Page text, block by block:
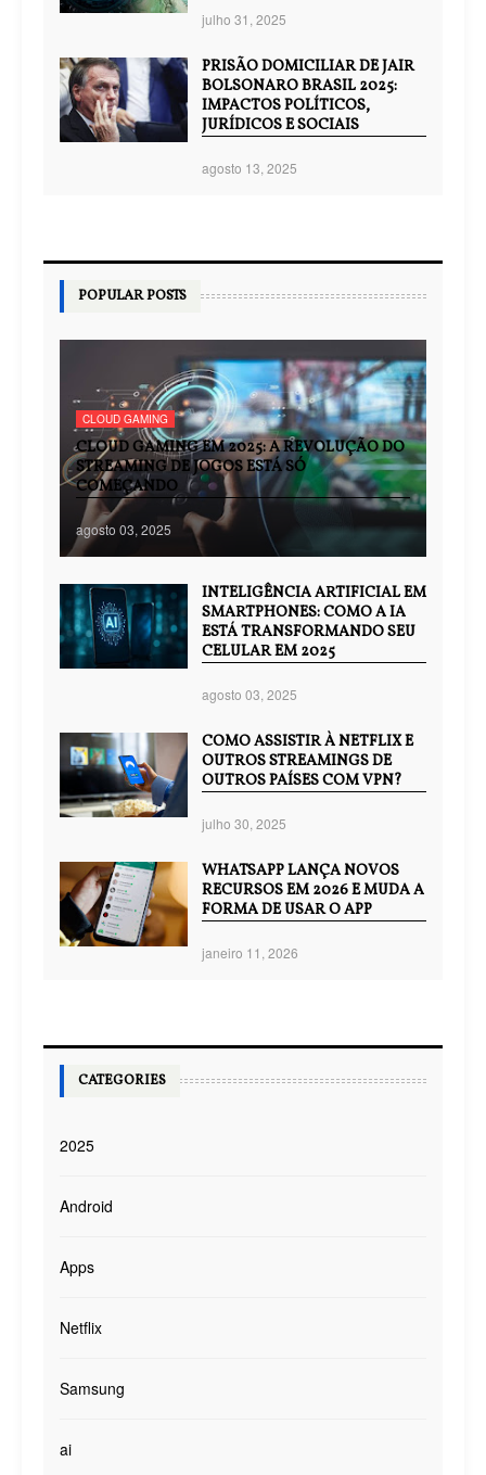
julho 31, 2025
PRISÃO DOMICILIAR DE JAIR
BOLSONARO BRASIL 2025:
IMPACTOS POLÍTICOS,
JURÍDICOS E SOCIAIS
agosto 13, 2025
POPULAR POSTS
CLOUD GAMING
CLOUD GAMING EM 2025: A REVOLUÇÃO DO
STREAMING DE JOGOS ESTÁ SÓ
COMEÇANDO
agosto 03, 2025
INTELIGÊNCIA ARTIFICIAL EM
SMARTPHONES: COMO A IA
ESTÁ TRANSFORMANDO SEU
CELULAR EM 2025
agosto 03, 2025
COMO ASSISTIR À NETFLIX E
OUTROS STREAMINGS DE
OUTROS PAÍSES COM VPN?
julho 30, 2025
WHATSAPP LANÇA NOVOS
RECURSOS EM 2026 E MUDA A
FORMA DE USAR O APP
janeiro 11, 2026
CATEGORIES
2025
Android
Apps
Netflix
Samsung
ai